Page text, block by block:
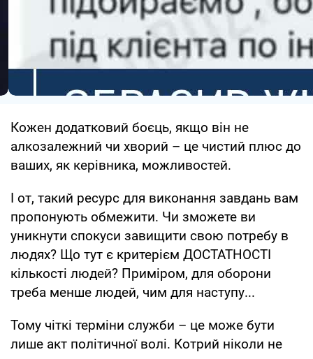
Кожен додатковий боєць, якщо він не
алкозалежний чи хворий – це чистий плюс до
ваших, як керівника, можливостей.
І от, такий ресурс для виконання завдань вам
пропонують обмежити. Чи зможете ви
уникнути спокуси завищити свою потребу в
людях? Що тут є критерієм ДОСТАТНОСТІ
кількості людей? Приміром, для оборони
треба менше людей, чим для наступу...
Тому чіткі терміни служби – це може бути
лише акт політичної волі. Котрий ніколи не